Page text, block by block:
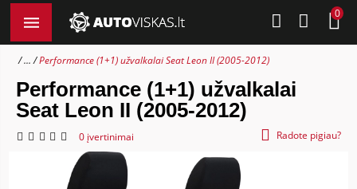
0
... Performance (1+1) užvalkalai Seat Leon II (2005-2012)
Performance (1+1) užvalkalai
Seat Leon II (2005-2012)
0 įvertinimai Radote pigiau?